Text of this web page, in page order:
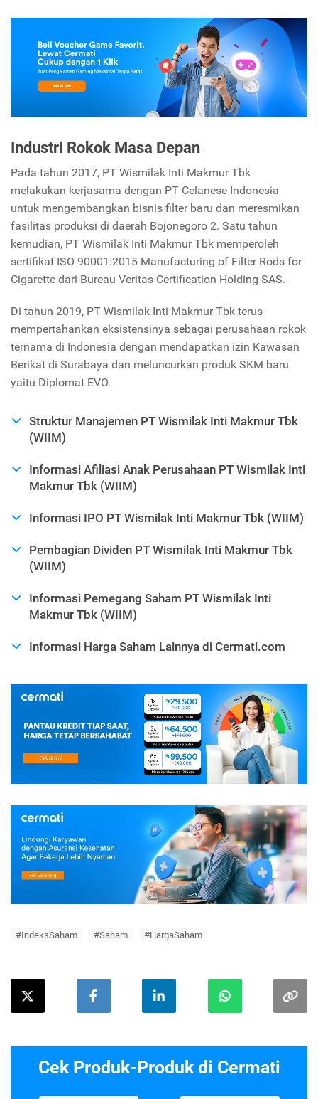
Industri Rokok Masa Depan
Pada tahun 2017, PT Wismilak Inti Makmur Tbk
melakukan kerjasama dengan PT Celanese Indonesia
untuk mengembangkan bisnis filter baru dan meresmikan
fasilitas produksi di daerah Bojonegoro 2. Satu tahun
kemudian, PT Wismilak Inti Makmur Tbk memperoleh
sertifikat ISO 90001:2015 Manufacturing of Filter Rods for
Cigarette dari Bureau Veritas Certification Holding SAS.
Di tahun 2019, PT Wismilak Inti Makmur Tbk terus
mempertahankan eksistensinya sebagai perusahaan rokok
ternama di Indonesia dengan mendapatkan izin Kawasan
Berikat di Surabaya dan meluncurkan produk SKM baru
yaitu Diplomat EVO.
Struktur Manajemen PT Wismilak Inti Makmur Tbk
(WIIM)
Informasi Afiliasi Anak Perusahaan PT Wismilak Inti
Makmur Tbk (WIIM)
Informasi IPO PT Wismilak Inti Makmur Tbk (WIIM)
Pembagian Dividen PT Wismilak Inti Makmur Tbk
(WIIM)
Informasi Pemegang Saham PT Wismilak Inti
Makmur Tbk (WIIM)
Informasi Harga Saham Lainnya di Cermati.com
#IndeksSaham #Saham #HargaSaham
Cek Produk-Produk di Cermati